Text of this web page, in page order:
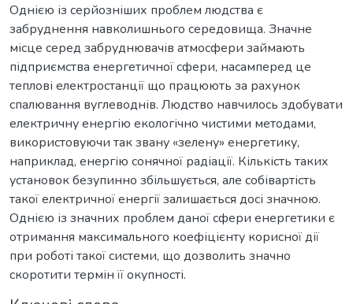
Однією із серйозніших проблем людства є
забруднення навколишнього середовища. Значне
місце серед забруднювачів атмосфери займають
підприємства енергетичної сфери, насамперед це
теплові електростанції що працюють за рахунок
спалювання вуглеводнів. Людство навчилось здобувати
електричну енергію екологічно чистими методами,
використовуючи так звану «зелену» енергетику,
наприклад, енергію сонячної радіації. Кількість таких
установок безупинно збільшується, але собівартість
такої електричної енергії залишається досі значною.
Однією із значних проблем даної сфери енергетики є
отримання максимального коефіцієнту корисної дії
при роботі такої системи, що дозволить значно
скоротити термін її окупності.